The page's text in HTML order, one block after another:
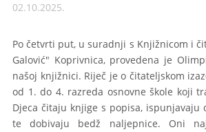
02.10.2025.
Po četvrti put, u suradnji s Knjižnicom i
Galović" Koprivnica, provedena je
našoj knjižnici. Riječ je o čitateljskom
od 1. do 4. razreda osnovne škole koji
Djeca čitaju knjige s popisa, ispunjavaju
te dobivaju bedž naljepnice. Oni